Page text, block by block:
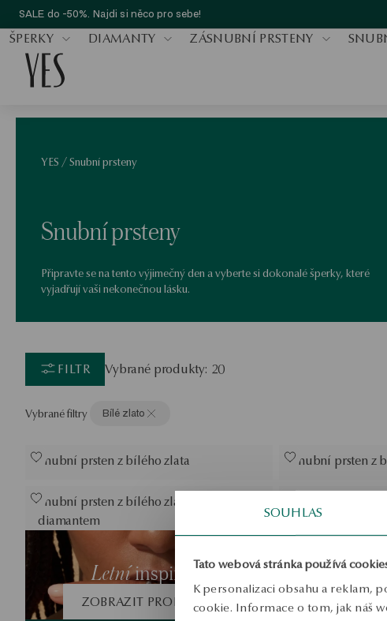
SOUHLAS
Tato webová stránka používá
K personalizaci obsahu a reklam,
cookie. Informace o tom, jak náš
SALE do -50%. Najdi si něco pro sebe!
ŠPERKY DIAMANTY ZÁSNUBNÍ PRSTENY
YES /Snubní prsteny
Snubní prsteny
Připravte se na tento výjimečný den a vyberte si dokonalé šperky, které
vyjadřují vaši nekonečnou lásku.
FILTR Vybrané produkty: 20
Vybrané filtry Bílé zlato
Snubní prsten z bílého zlata Snubní prsten z
Snubní prsten z bílého zlata s
diamantem
Letníinspirace
ZOBRAZIT PRODUKTY
Snubní prsten z